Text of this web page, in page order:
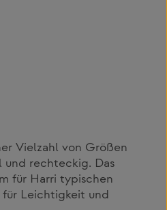
Vielzahl von Größen
und rechteckig. Das
für Harri typischen
für Leichtigkeit und